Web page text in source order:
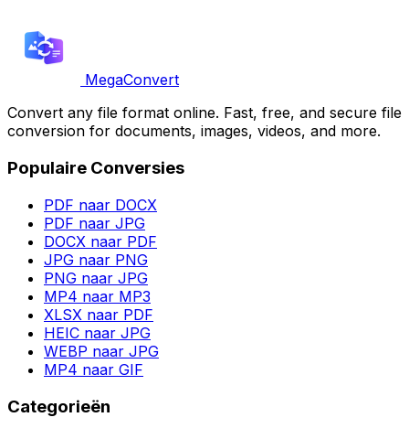
MegaConvert
Convert any file format online. Fast, free, and secure file
conversion for documents, images, videos, and more.
Populaire Conversies
PDF naar DOCX
PDF naar JPG
DOCX naar PDF
JPG naar PNG
PNG naar JPG
MP4 naar MP3
XLSX naar PDF
HEIC naar JPG
WEBP naar JPG
MP4 naar GIF
Categorieën